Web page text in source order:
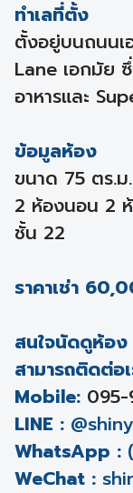
ทำเลที่ตั้ง
ตั้งอยู่บนถนน
Lane เอกมัย
อาหารและ
ข้อมูลห้อง
ขนาด 75 ตร.ม.
2 ห้องนอน 2
ชั้น 22
ราคาเช่า
สนใจนัดดูห้อ
สามารถติดต่อ
Mobile: 095-
LINE :
WhatsApp :
WeChat :